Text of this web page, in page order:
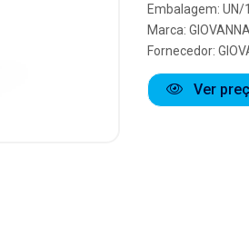
Embalagem: UN/1
Marca:
Fornecedor:
Ver